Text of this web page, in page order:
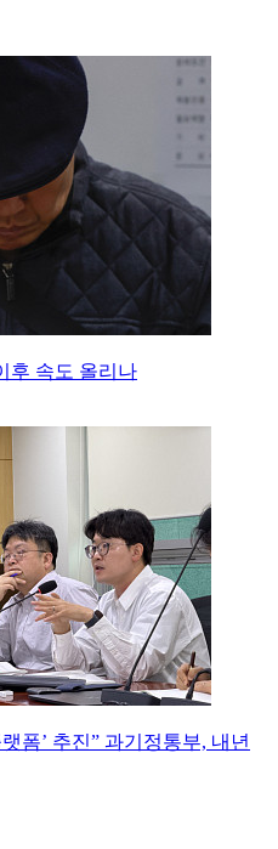
후 속도 올리나
폼’ 추진” 과기정통부, 내년